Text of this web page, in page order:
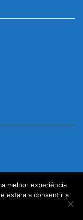
melhor experiência
estará a consentir a